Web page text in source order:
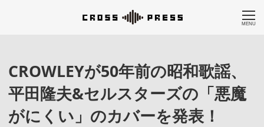
MENU
CROWLEYが50年前の昭和歌謡、
平田隆夫&セルスターズの「悪魔
がにくい」のカバーを発表！